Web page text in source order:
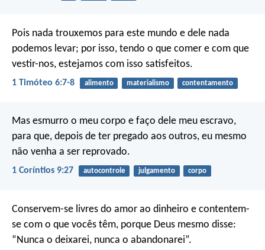
Pois nada trouxemos para este mundo e dele nada
podemos levar; por isso, tendo o que comer e com que
vestir-nos, estejamos com isso satisfeitos.
1 Timóteo 6:7-8 alimento materialismo contentamento
Mas esmurro o meu corpo e faço dele meu escravo,
para que, depois de ter pregado aos outros, eu mesmo
não venha a ser reprovado.
1 Coríntios 9:27 autocontrole julgamento corpo
Conservem-se livres do amor ao dinheiro e contentem-
se com o que vocês têm, porque Deus mesmo disse:
“Nunca o deixarei, nunca o abandonarei”.